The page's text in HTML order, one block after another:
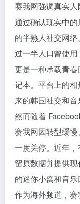
赛我网强调真实人
通过确认现实中
的半熟人社交网
过一半人口曾使用
更是一种承载青
记本。平台上的
来的韩国社交和音
然而随着
赛我网因转型缓慢
一度关停。近年
留原数据并提供
的迷你小窝和音乐
作为海外频道，